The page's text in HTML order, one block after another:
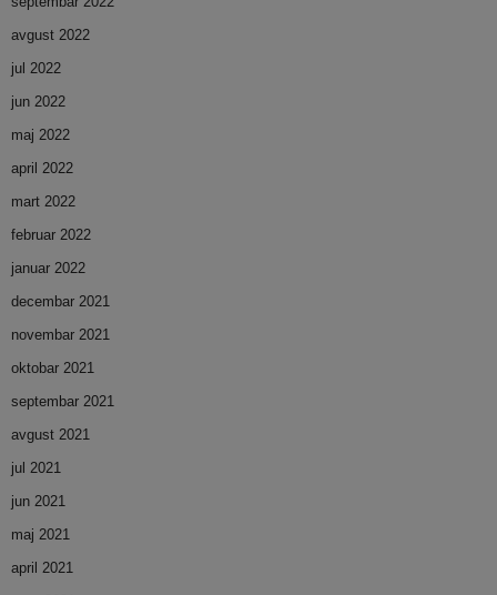
avgust 2022
jul 2022
jun 2022
maj 2022
april 2022
mart 2022
februar 2022
januar 2022
decembar 2021
novembar 2021
oktobar 2021
septembar 2021
avgust 2021
jul 2021
jun 2021
maj 2021
april 2021